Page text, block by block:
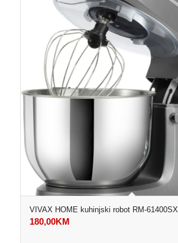
VIVAX HOME kuhinjski robot RM-61400SX
180,00KM